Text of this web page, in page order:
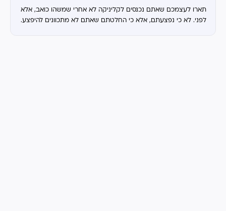
תארו לעצמכם שאתם נכנסים לקליניקה לא אחרי שמשהו כואב, אלא
לפני. לא כי נפצעתם, אלא כי החלטתם שאתם לא מתכוונים להיפצע.